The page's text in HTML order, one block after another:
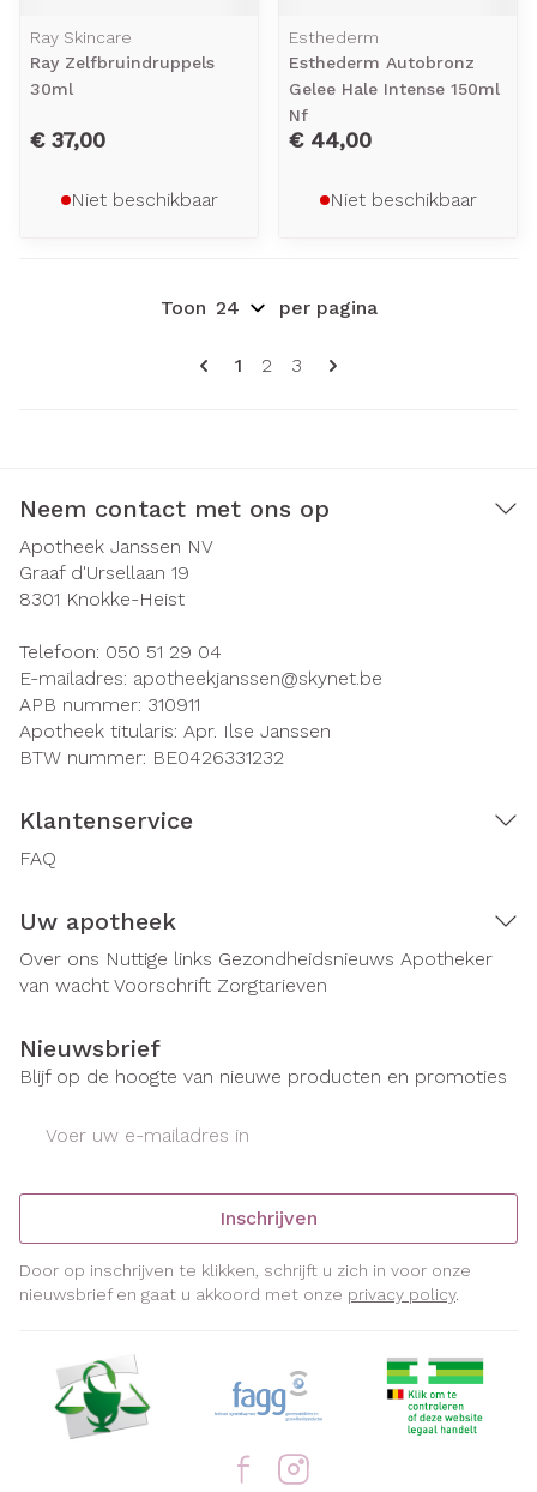
Ray Skincare
Ray Zelfbruindruppels
30ml
€ 37,00
Niet beschikbaar
Esthederm
Esthederm Autobronz
Gelee Hale Intense 150ml
Nf
€ 44,00
Niet beschikbaar
Pagina's
U lees momenteel pagina
1 Pagina
2 Pagina
3
Toon per pagina
Neem contact met ons op
Apotheek Janssen NV
Graaf d'Ursellaan 19
8301 Knokke-Heist
Telefoon: 050 51 29 04
E-mailadres: apotheekjanssen@skynet.be
APB nummer: 310911
Apotheek titularis: Apr. Ilse Janssen
BTW nummer: BE0426331232
Klantenservice
FAQ
Uw apotheek
Over ons Nuttige links Gezondheidsnieuws Apotheker
van wacht Voorschrift Zorgtarieven
Nieuwsbrief
Blijf op de hoogte van nieuwe producten en promoties
Inschrijven
Door op inschrijven te klikken, schrijft u zich in voor onze
nieuwsbrief en gaat u akkoord met onze privacy policy.